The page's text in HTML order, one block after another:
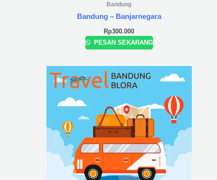
Bandung
Bandung – Banjarnegara
Rp300.000
PESAN SEKARANG